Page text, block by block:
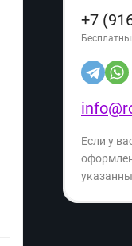
Конвектор
+7
Если у